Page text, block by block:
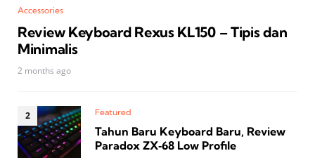
Accessories
Review Keyboard Rexus KL150 – Tipis dan
Minimalis
2 months ago
Featured
Tahun Baru Keyboard Baru, Review
Paradox ZX‑68 Low Profile